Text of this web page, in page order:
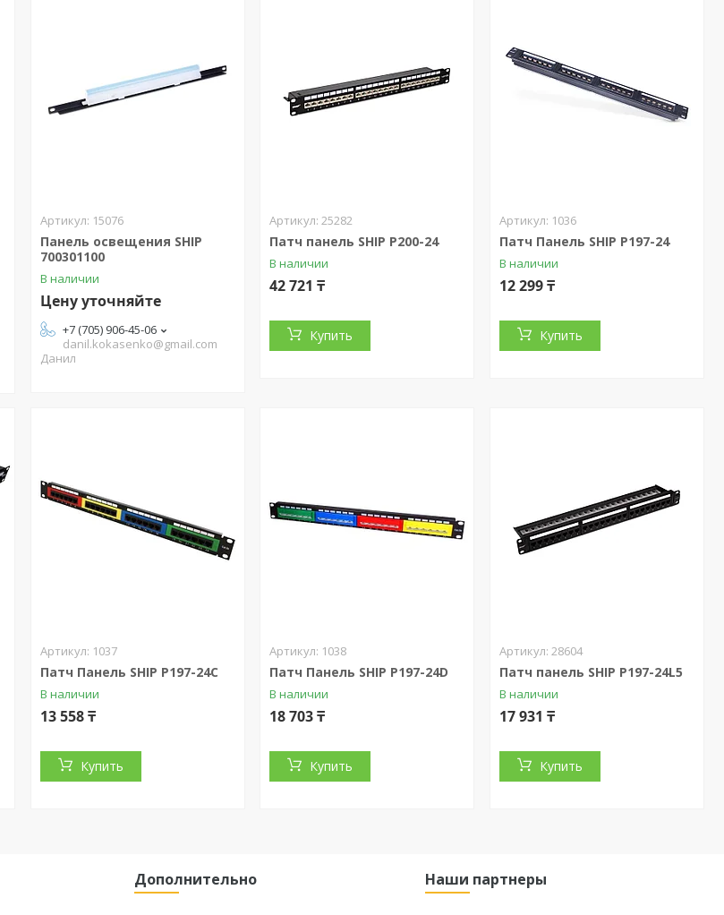
15076
Панель освещения SHIP
700301100
В наличии
Цену уточняйте
+7 (705) 906-45-06
danil.kokasenko@gmail.com
Данил
25282
Патч панель SHIP P200-24
В наличии
42 721 ₸
Купить
1036
Патч Панель SHIP P197-24
В наличии
12 299 ₸
Купить
1037
Патч Панель SHIP P197-24C
В наличии
13 558 ₸
Купить
1038
Патч Панель SHIP P197-24D
В наличии
18 703 ₸
Купить
28604
Патч панель SHIP P197-24L5
В наличии
17 931 ₸
Купить
Дополнительно Наши партнеры